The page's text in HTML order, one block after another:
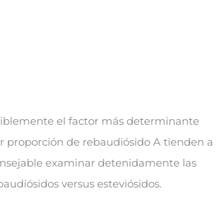
el factor más determinante
proporción de rebaudiósido A tienden a
examinar detenidamente las
versus esteviósidos.